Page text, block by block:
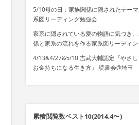
5/10母の日：家族関係に隠されたテー
系図リーディング勉強会
家系に隠されている愛の物語に気づき
係と家系の流れを作る家系図リーディ
4/13&4/27&5/10 吉武大輔認定『やさ
お金持ちになる生き方』 読書会@埼玉
累積閲覧数ベスト10(2014.4〜)